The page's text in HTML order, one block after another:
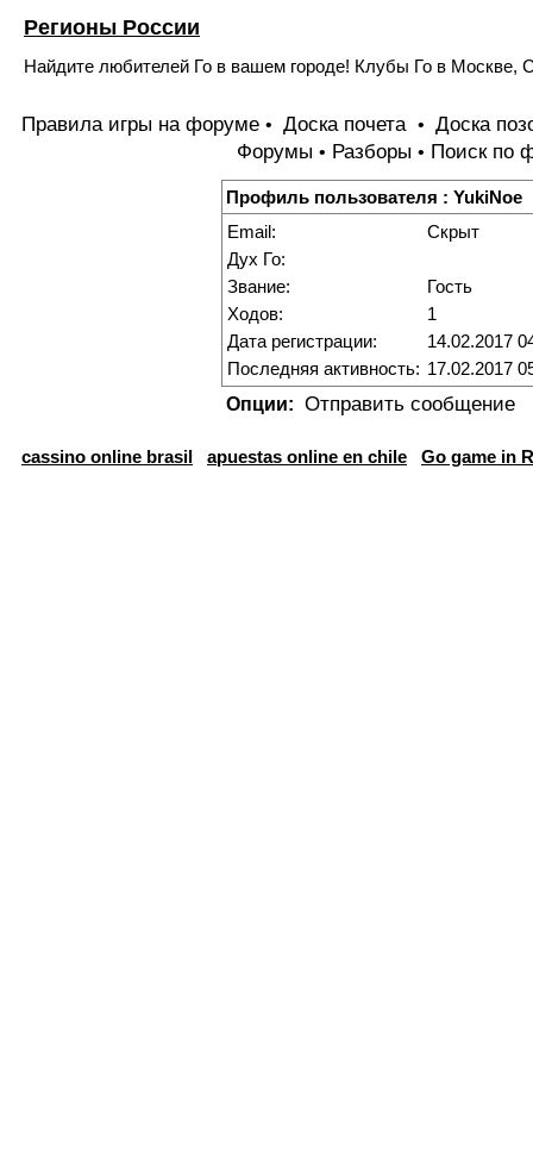
Регионы России
Найдите любителей Го в вашем городе! Клубы Го в Москве,
Правила игры на форуме • Доска почета • Доска
Форумы • Разборы • Поиск по
Профиль пользователя : YukiNoe
Email:
Скрыт
Дух Го:
Звание:
Гость
Ходов:
1
Дата регистрации:
14.02.2017
Последняя активность: 17.02.2017
Опции: Отправить сообщение
cassino online brasil apuestas online en chile Go game in